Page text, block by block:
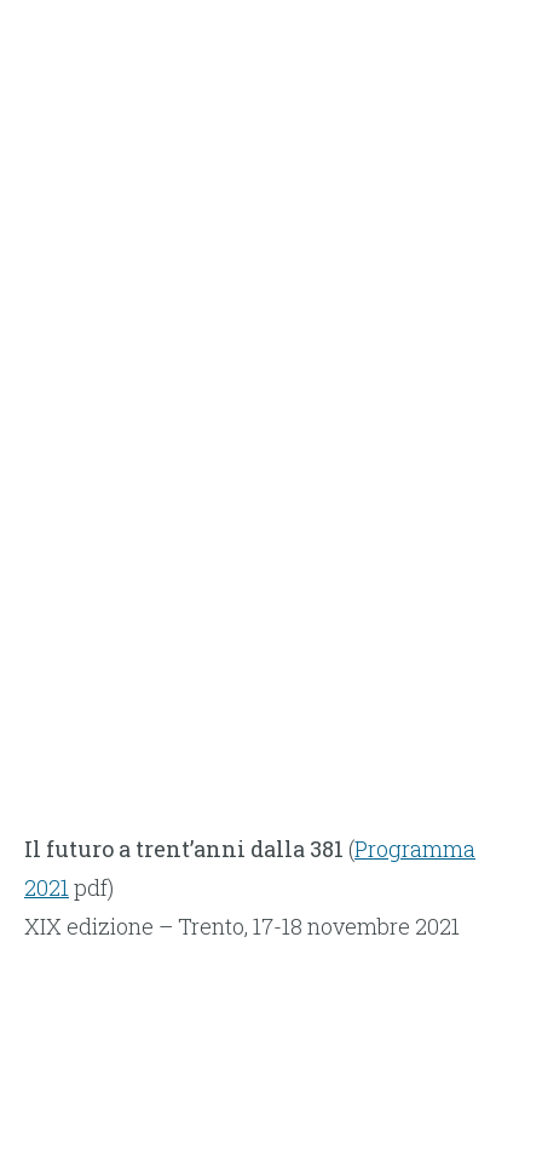
Il futuro a trent’anni dalla 381 (Programma
2021pdf)
XIX edizione – Trento, 17-18 novembre 2021